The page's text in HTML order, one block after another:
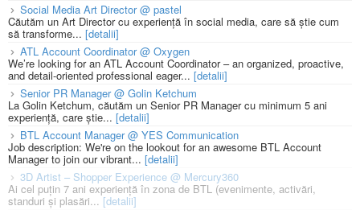
Social Media Art Director @ pastel
Căutăm un Art Director cu experiență în social media, care să știe cum
să transforme... [detalii]
ATL Account Coordinator @ Oxygen
We’re looking for an ATL Account Coordinator – an organized, proactive,
and detail-oriented professional eager... [detalii]
Senior PR Manager @ Golin Ketchum
La Golin Ketchum, căutăm un Senior PR Manager cu minimum 5 ani
experiență, care știe... [detalii]
BTL Account Manager @ YES Communication
Job description: We're on the lookout for an awesome BTL Account
Manager to join our vibrant... [detalii]
3D Artist – Shopper Experience @ Mercury360
Ai cel puțin 7 ani experiență în zona de BTL (evenimente, activări,
standuri și plasări... [detalii]